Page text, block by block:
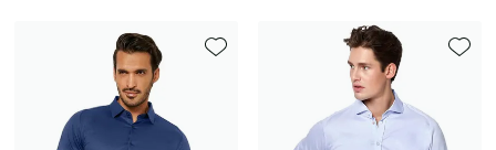
Toevoegen aan favorieten